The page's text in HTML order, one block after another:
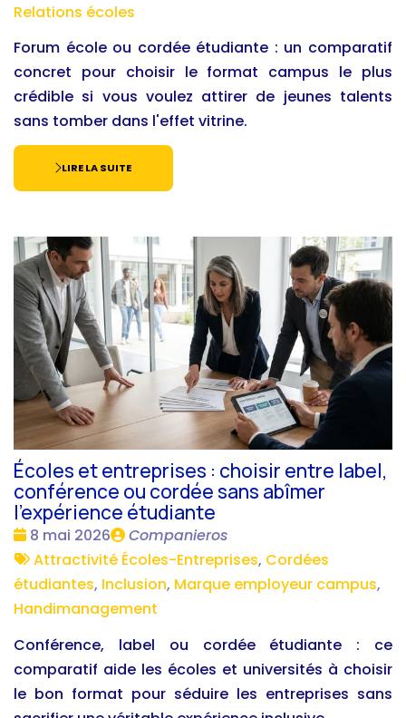
Relations écoles
Forum école ou cordée étudiante : un comparatif
concret pour choisir le format campus le plus
crédible si vous voulez attirer de jeunes talents
sans tomber dans l'effet vitrine.
LIRE LA SUITE
Écoles et entreprises : choisir entre label,
conférence ou cordée sans abîmer
l'expérience étudiante
Date
:
8 mai 2026
Publié
par
Companieros
Tags
:
Attractivité Écoles-Entreprises, Cordées
étudiantes, Inclusion, Marque employeur campus,
Handimanagement
Conférence, label ou cordée étudiante : ce
comparatif aide les écoles et universités à choisir
le bon format pour séduire les entreprises sans